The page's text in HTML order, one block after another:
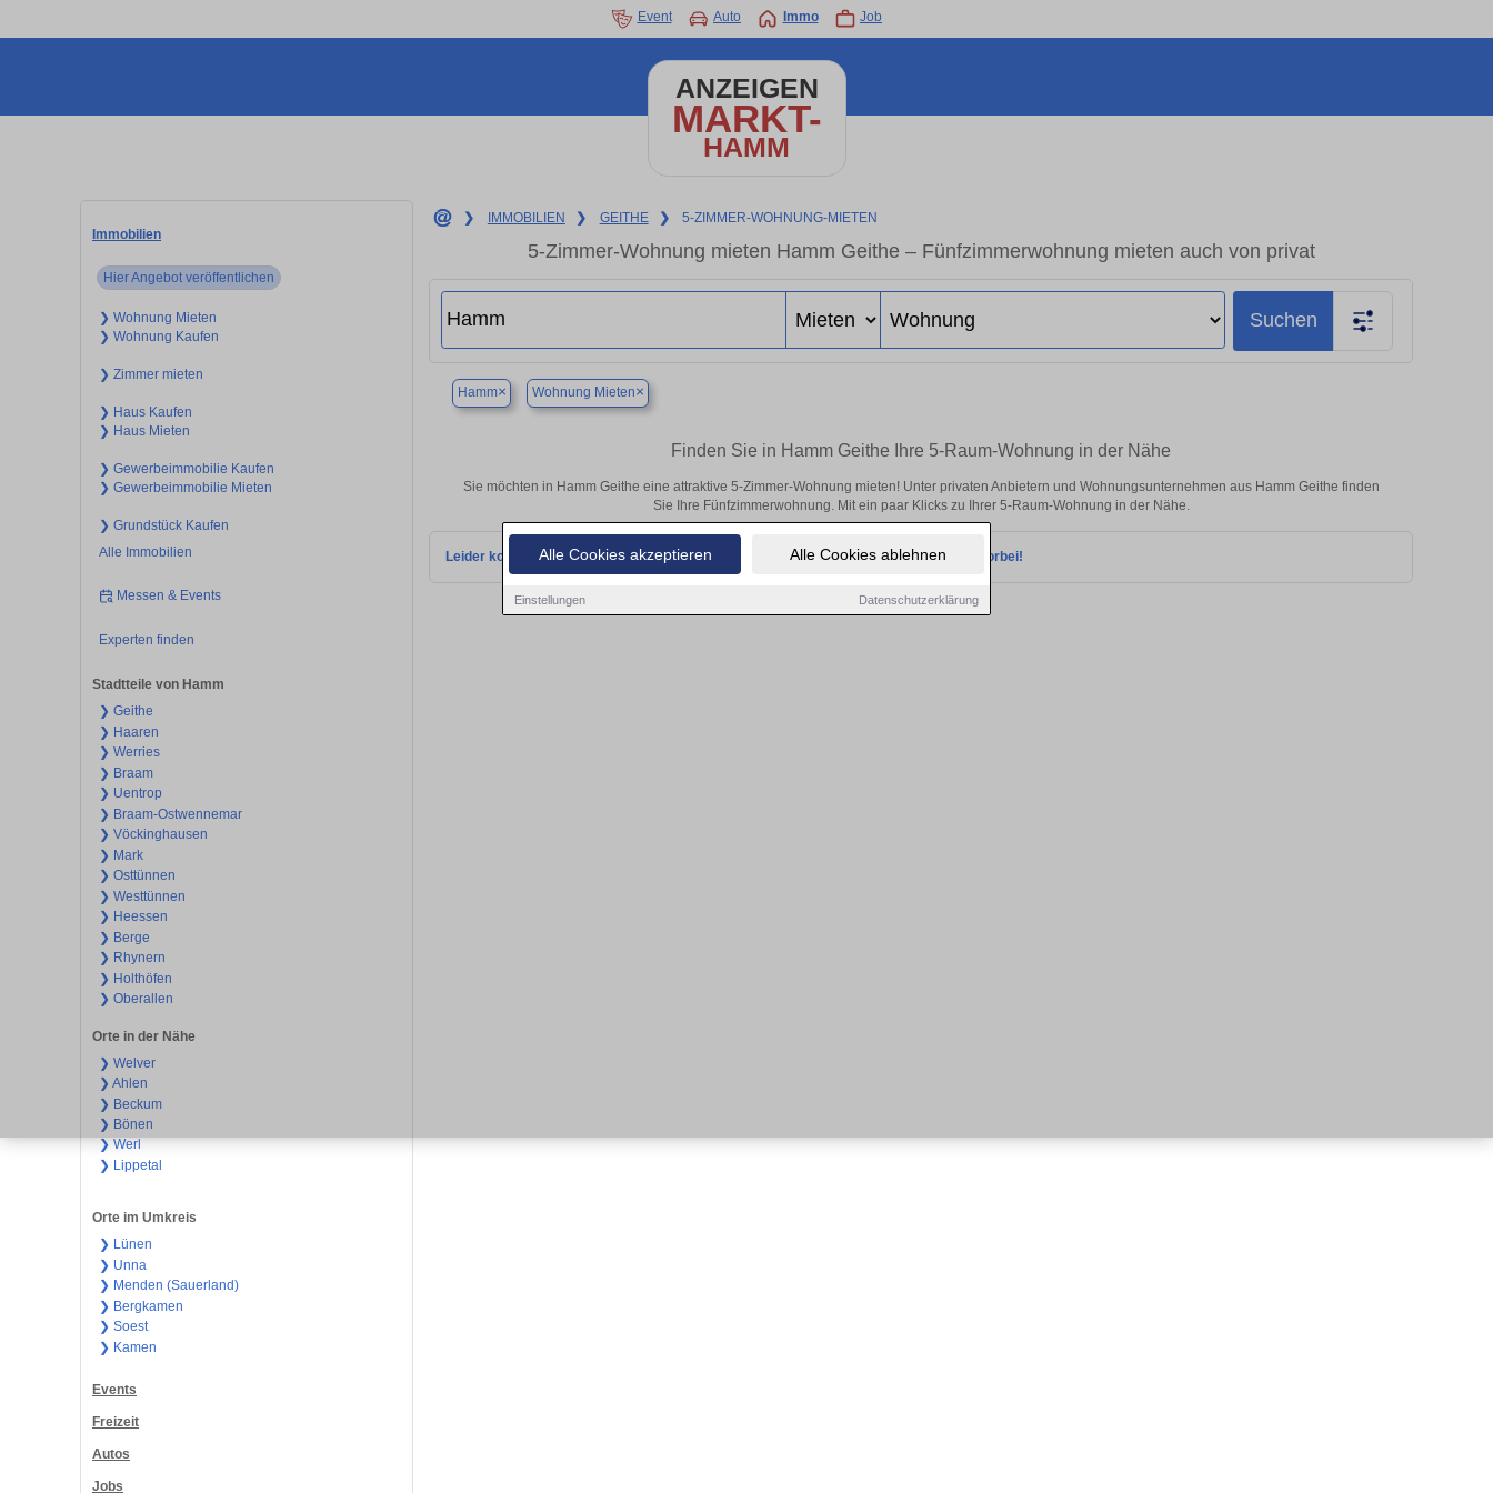
Alle Cookies akzeptieren Alle Cookies ablehnen
Einstellungen Datenschutzerklärung
Event Auto Immo Job
ANZEIGEN
MARKT-
HAMM
Immobilien
Hier Angebot veröffentlichen
❯ Wohnung Mieten
❯ Wohnung Kaufen
❯ Zimmer mieten
❯ Haus Kaufen
❯ Haus Mieten
❯ Gewerbeimmobilie Kaufen
❯ Gewerbeimmobilie Mieten
❯ Grundstück Kaufen
Alle Immobilien
Messen & Events
Experten finden
Stadtteile von Hamm
❯ Geithe
❯ Haaren
❯ Werries
❯ Braam
❯ Uentrop
❯ Braam-Ostwennemar
❯ Vöckinghausen
❯ Mark
❯ Osttünnen
❯ Westtünnen
❯ Heessen
❯ Berge
❯ Rhynern
❯ Holthöfen
❯ Oberallen
Orte in der Nähe
❯ Welver
❯ Ahlen
❯ Beckum
❯ Bönen
❯ Werl
❯ Lippetal
Orte im Umkreis
❯ Lünen
❯ Unna
❯ Menden (Sauerland)
❯ Bergkamen
❯ Soest
❯ Kamen
Events
Freizeit
Autos
Jobs
❯ IMMOBILIEN ❯ GEITHE ❯ 5-ZIMMER-WOHNUNG-MIETEN
5-Zimmer-Wohnung mieten Hamm Geithe – Fünfzimmerwohnung mieten auch von privat
Suchen
Hamm× Wohnung Mieten×
Finden Sie in Hamm Geithe Ihre 5-Raum-Wohnung in der Nähe
Sie möchten in Hamm Geithe eine attraktive 5-Zimmer-Wohnung mieten! Unter privaten Anbietern und Wohnungsunternehmen aus Hamm Geithe finden
Sie Ihre Fünfzimmerwohnung. Mit ein paar Klicks zu Ihrer 5-Raum-Wohnung in der Nähe.
Leider konnten wir derzeit keine passenden Objekte finden. Schauen Sie bald wieder vorbei!